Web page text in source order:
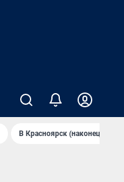
В Крaсноярск (нaконец-то)